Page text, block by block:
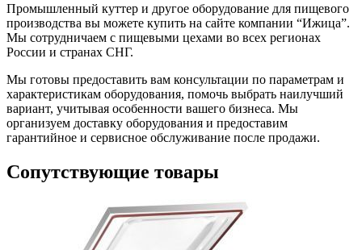
Промышленный куттер и другое оборудование для пищевого
производства вы можете купить на сайте компании “Ижица”.
Мы сотрудничаем с пищевыми цехами во всех регионах
России и странах СНГ.
Мы готовы предоставить вам консультации по параметрам и
характеристикам оборудования, помочь выбрать наилучший
вариант, учитывая особенности вашего бизнеса. Мы
организуем доставку оборудования и предоставим
гарантийное и сервисное обслуживание после продажи.
Сопутствующие товары